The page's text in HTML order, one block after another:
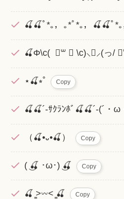
🍒🍒ﾟ*｡，｡*ﾟ*｡，🍒🍒ﾟ*
🍒Φ\c( ॑꒳ ॑ \c)⸜❤︎⸝‍(っ/
⋆🍒⭒˚ Copy
🍒🍒´-ｻｸﾗﾝﾎﾞ🍒🍒´-(´・ω
（🍒•᎑•🍒） Copy
( ͜🍒 ･ω･) ͜🍒 Copy
🍒 ̳>𖥦< ̳🍒 Copy